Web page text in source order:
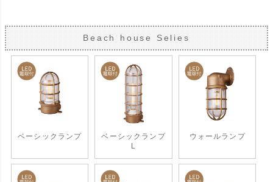
Beach house Selies
ベーシックランプ
ベーシックランプ
ウォールランプ